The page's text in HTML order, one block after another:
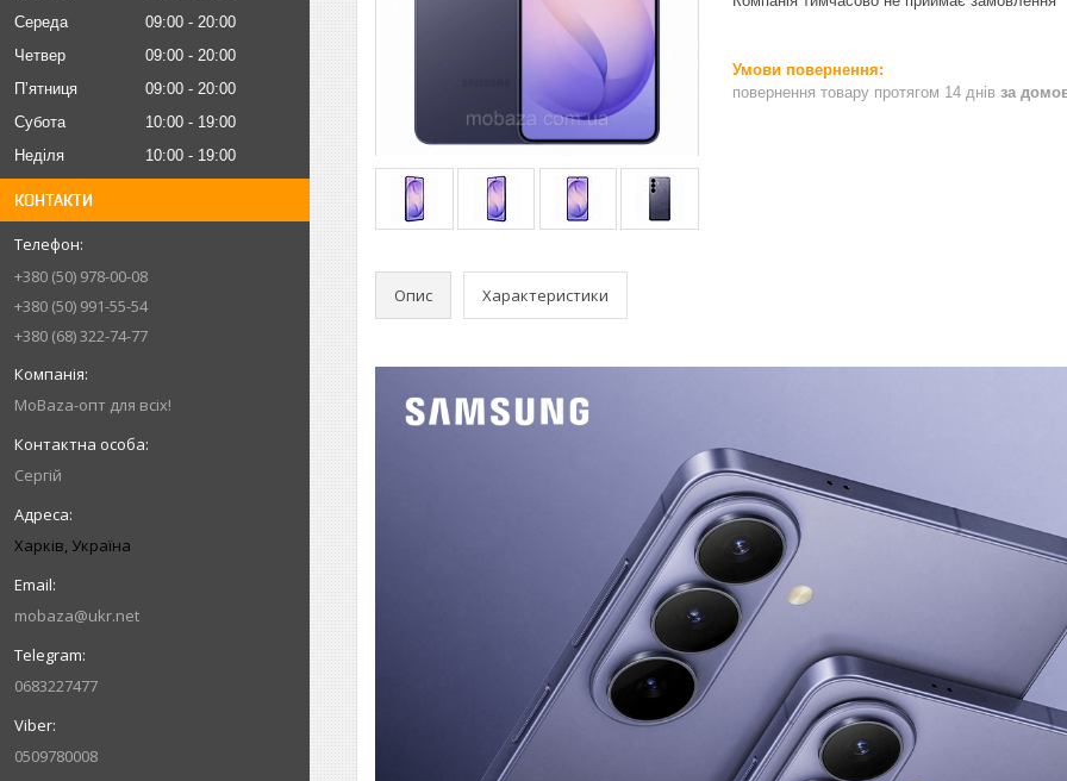
Середа
09:00
20:00
Четвер
09:00
20:00
Пʼятниця
09:00
20:00
Субота
10:00
19:00
Неділя
10:00 19:00
КОНТАКТИ
+380 (50) 978-00-08
+380 (50) 991-55-54
+380 (68) 322-74-77
MoBaza-опт для всіх!
Сергій
Харків, Україна
mobaza@ukr.net
0683227477
0509780008
повернення товару протягом 14 днів за
Опис Характеристики